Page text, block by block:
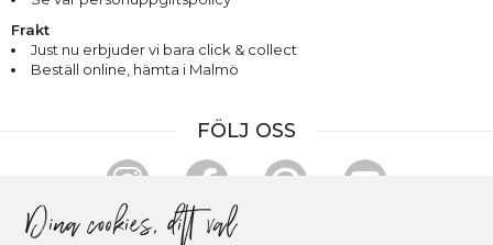
Frakt
Just nu erbjuder vi bara click & collect
Beställ online, hämta i Malmö
FÖLJ OSS